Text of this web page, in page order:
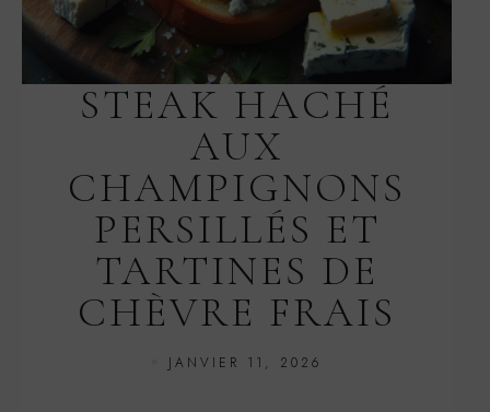
STEAK HACHÉ
AUX
CHAMPIGNONS
PERSILLÉS ET
TARTINES DE
CHÈVRE FRAIS
JANVIER 11, 2026